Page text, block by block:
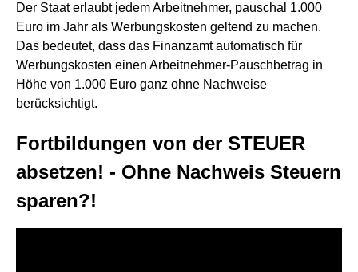
Der Staat erlaubt jedem Arbeitnehmer, pauschal 1.000
Euro im Jahr als Werbungskosten geltend zu machen.
Das bedeutet, dass das Finanzamt automatisch für
Werbungskosten einen Arbeitnehmer-Pauschbetrag in
Höhe von 1.000 Euro ganz ohne Nachweise
berücksichtigt.
Fortbildungen von der STEUER
absetzen! - Ohne Nachweis Steuern
sparen?!